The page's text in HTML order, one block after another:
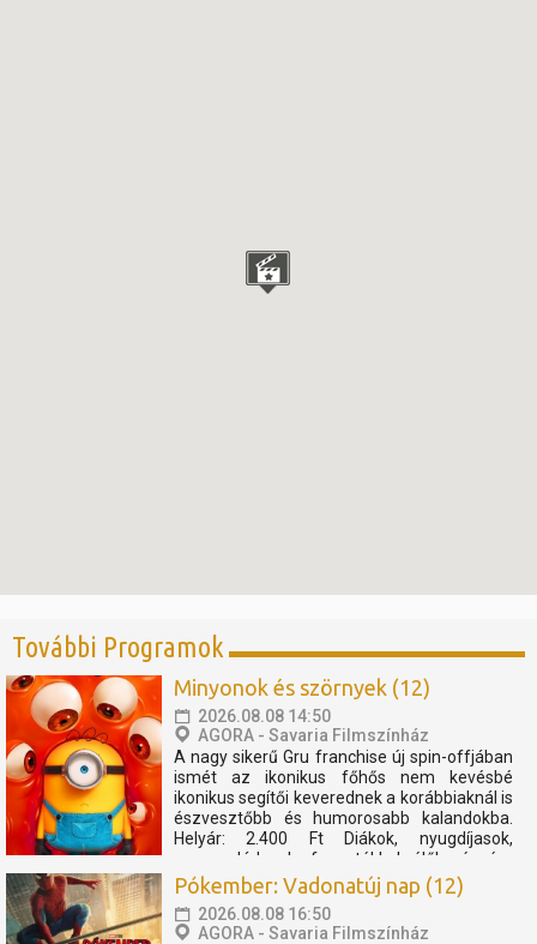
További Programok
Minyonok és szörnyek (12)
2026.08.08 14:50
AGORA - Savaria Filmszínház
A nagy sikerű Gru franchise új spin-offjában
ismét az ikonikus főhős nem kevésbé
ikonikus segítői keverednek a korábbiaknál is
észvesztőbb és humorosabb kalandokba.
Helyár: 2.400 Ft Diákok, nyugdíjasok,
nagycsaládosok, fogyatékkal élők részére
2.000 Ft Szent Márton kártyával 10%
kedvezmény. Pénztárnyitás...
Pókember: Vadonatúj nap (12)
2026.08.08 16:50
AGORA - Savaria Filmszínház